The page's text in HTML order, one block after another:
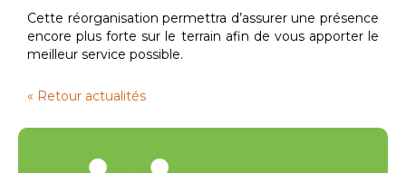
Cette réorganisation permettra d’assurer une présence
encore plus forte sur le terrain afin de vous apporter le
meilleur service possible.
« Retour actualités